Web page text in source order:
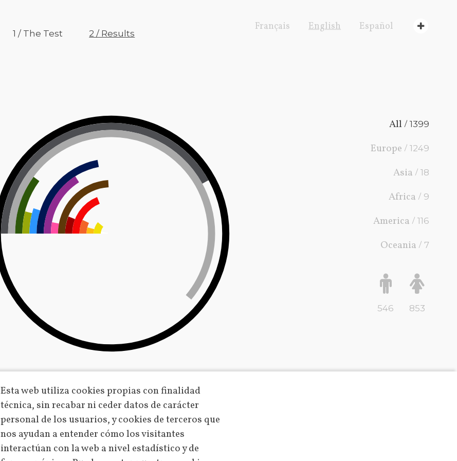
1 / The Test 2 / Results
Español
English
Français
All /1399
Europe /1249
Asia /18
Africa / 9
America /116
Oceania / 7
546 853
Esta web utiliza cookies propias con finalidad
técnica, sin recabar ni ceder datos de carácter
personal de los usuarios, y cookies de terceros que
nos ayudan a entender cómo los visitantes
interactúan con la web a nivel estadístico y de